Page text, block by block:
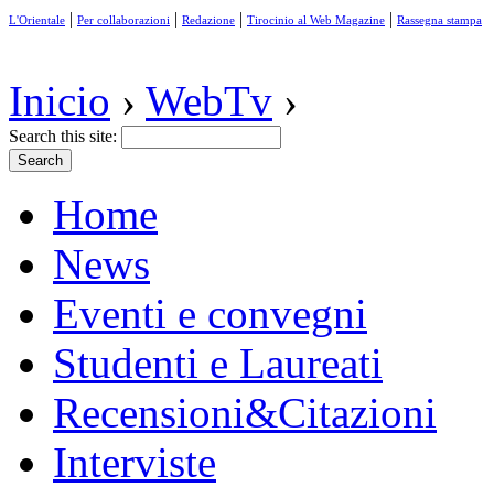
L'Orientale | Per collaborazioni | Redazione | Tirocinio al Web Magazine | Rassegna stampa
Inicio › WebTv ›
Search this site:
Home
News
Eventi e convegni
Studenti e Laureati
Recensioni&Citazioni
Interviste